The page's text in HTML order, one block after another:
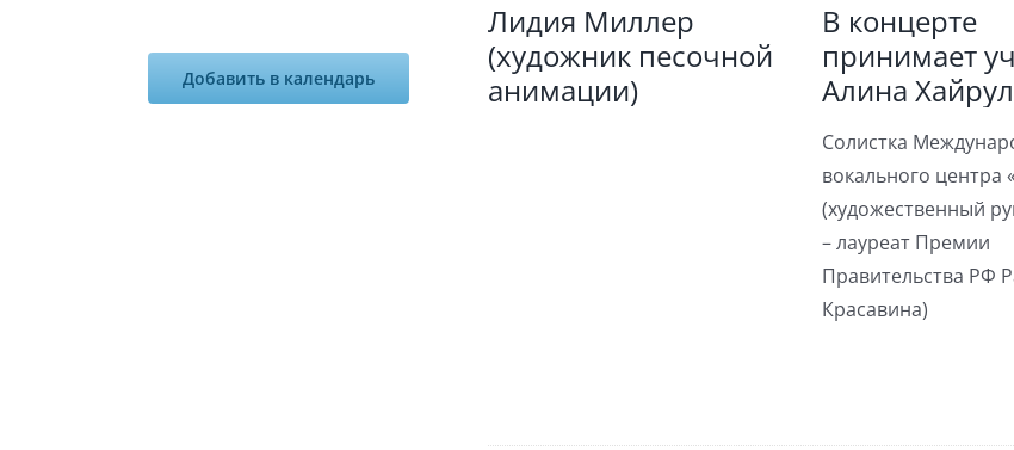
Добавить в календарь
Лидия Миллер
(художник песочной
анимации)
В концерте
принимает
Алина
Солистка
вокального центра
(художественный
– лауреат Премии
Правительства РФ
Красавина)